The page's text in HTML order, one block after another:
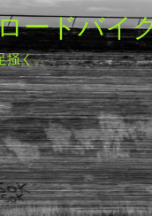
ードバイ
掻く。